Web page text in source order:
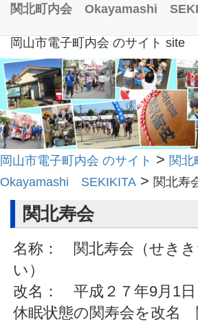
岡山市電子町内会 のサイト site
関北町内会 Okayamashi
岡山市電子町内会 のサイト > 関
Okayamashi SEKIKITA > 関北寿
関北寿会
名称： 関北寿会（せき
い）
改名： 平成２７年9月1日
休眠状態の関寿会を改名